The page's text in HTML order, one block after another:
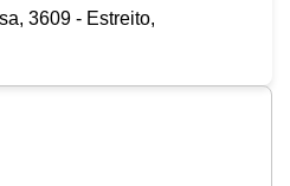
3609 - Estreito,